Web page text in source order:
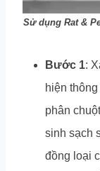
Sử dụng Rat &
Bước 1:
hiện
phân
sinh sạch
đồng loại